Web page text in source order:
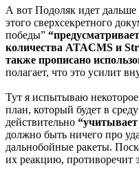
А вот Подоляк идет дальше
этого сверхсекретного
победы”
количества ATACMS и
также прописано
полагает, что это усилит
Тут я испытываю некоторое
план, который будет в
действительно
должно быть ничего про
дальнобойные ракеты.
их реакцию, противоречит